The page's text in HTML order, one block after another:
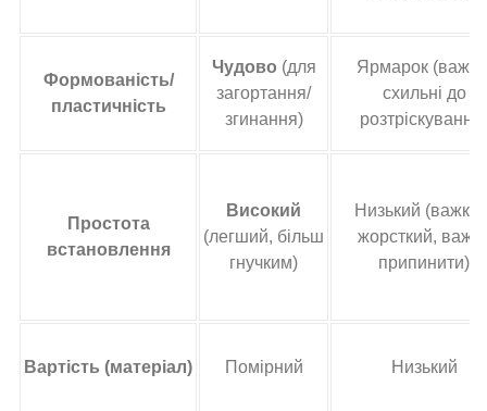
Формованість/
пластичність
Чудово (для
загортання/
згинання)
Ярмарок
схильні до
розтріскування)
Простота
встановлення
Високий
(легший, більш
гнучким)
Низький
жорсткий,
припинити)
Вартість (матеріал) Помірний Низький